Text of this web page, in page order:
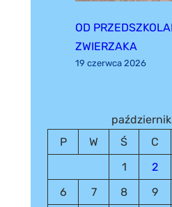
OD
ZWIERZAKA
19 czerwca 2026
P
W Ś C
1
2
6
7 8 9